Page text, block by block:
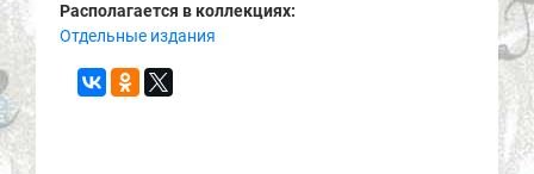
Располагается в коллекциях:
Отдельные издания